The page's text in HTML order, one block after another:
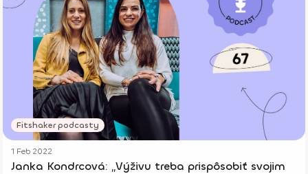
Fitshaker podcasty
1 Feb 2022
Janka Kondrcová: „Výživu treba prispôsobiť svojim